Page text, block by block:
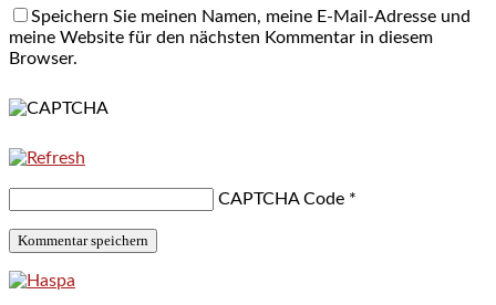
Speichern Sie meinen Namen, meine E-Mail-Adresse und
meine Website für den nächsten Kommentar in diesem
Browser.
CAPTCHA Code *